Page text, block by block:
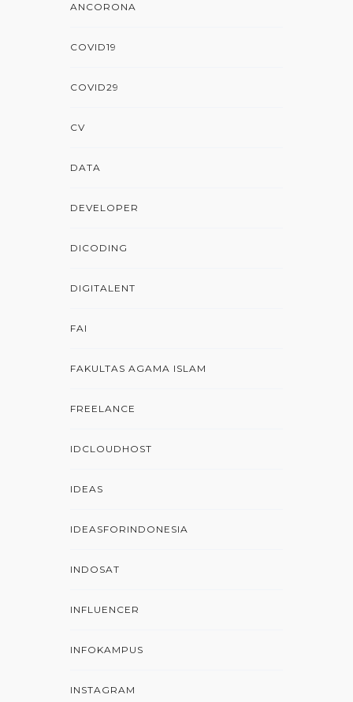
ANCORONA
COVID19
COVID29
CV
DATA
DEVELOPER
DICODING
DIGITALENT
FAI
FAKULTAS AGAMA ISLAM
FREELANCE
IDCLOUDHOST
IDEAS
IDEASFORINDONESIA
INDOSAT
INFLUENCER
INFOKAMPUS
INSTAGRAM